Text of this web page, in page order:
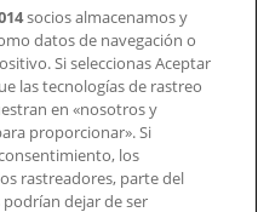
mapa
en la web o en la
socios almacenamos y
datos de navegación o
Si seleccionas Aceptar
las tecnologías de rastreo
en «nosotros y
proporcionar». Si
los
rastreadores, parte del
dejar de ser